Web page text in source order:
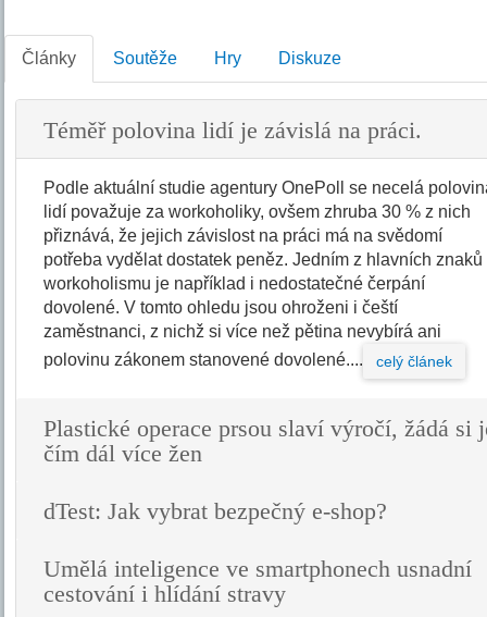
Články Soutěže Hry Diskuze
Téměř polovina lidí je závislá na práci.
Podle aktuální studie agentury OnePoll se necelá
lidí považuje za workoholiky, ovšem zhruba 30 % z nich
přiznává, že jejich závislost na práci má na svědomí
potřeba vydělat dostatek peněz. Jedním z hlavních znaků
workoholismu je například i nedostatečné čerpání
dovolené. V tomto ohledu jsou ohroženi i čeští
zaměstnanci, z nichž si více než pětina nevybírá ani
polovinu zákonem stanovené dovolené....
celý článek
Plastické operace prsou slaví výročí, žádá si
čím dál více žen
dTest: Jak vybrat bezpečný e-shop?
Umělá inteligence ve smartphonech usnadní
cestování i hlídání stravy